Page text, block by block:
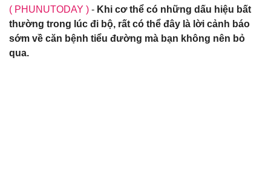
( PHUNUTODAY ) - Khi cơ thể có những dấu hiệu bất
thường trong lúc đi bộ, rất có thể đây là lời cảnh báo
sớm về căn bệnh tiểu đường mà bạn không nên bỏ
qua.